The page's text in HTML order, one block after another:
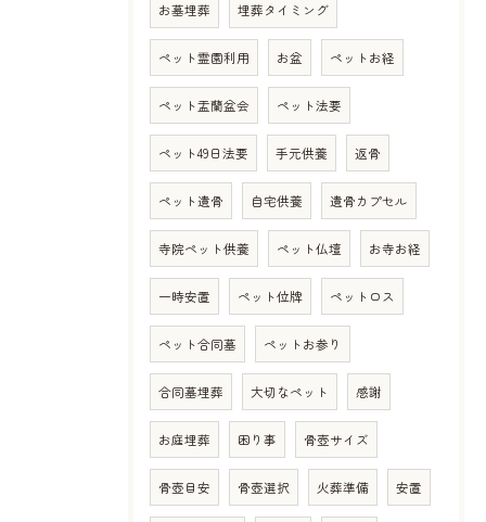
お墓埋葬 埋葬タイミング
ペット霊園利用 お盆 ペットお経
ペット盂蘭盆会 ペット法要
ペット49日法要 手元供養 返骨
ペット遺骨 自宅供養 遺骨カプセル
寺院ペット供養 ペット仏壇 お寺お経
一時安置 ペット位牌 ペットロス
ペット合同墓 ペットお参り
合同墓埋葬 大切なペット 感謝
お庭埋葬 困り事 骨壺サイズ
骨壺目安 骨壺選択 火葬準備 安置